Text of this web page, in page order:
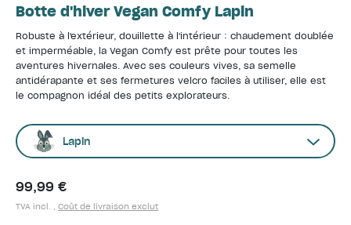
Botte d'hiver Vegan Comfy Lapin
Robuste à l'extérieur, douillette à l'intérieur : chaudement doublée
et imperméable, la Vegan Comfy est prête pour toutes les
aventures hivernales. Avec ses couleurs vives, sa semelle
antidérapante et ses fermetures velcro faciles à utiliser, elle est
le compagnon idéal des petits explorateurs.
Lapin
99,99 €
TVA incl. , Coût de livraison exclut